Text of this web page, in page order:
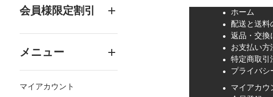
会員様限定割引
メニュー
マイアカウント
ホーム
配送と送料
返品・交換
お支払い方
特定商取引
プライバシ
マイアカウ